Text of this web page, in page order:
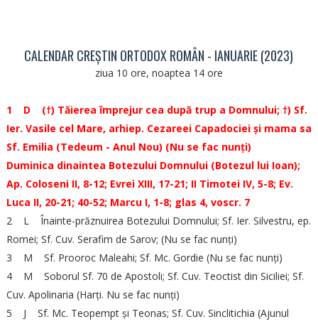
CALENDAR CREȘTIN ORTODOX ROMÂN - IANUARIE (2023)
ziua 10 ore, noaptea 14 ore
1 D (†) Tăierea împrejur cea după trup a Domnului; †) Sf.
Ier. Vasile cel Mare, arhiep. Cezareei Capadociei și mama sa
Sf. Emilia (Tedeum - Anul Nou) (Nu se fac nunți)
Duminica dinaintea Botezului Domnului (Botezul lui Ioan);
Ap. Coloseni II, 8-12; Evrei XIII, 17-21; II Timotei IV, 5-8; Ev.
Luca II, 20-21; 40-52; Marcu I, 1-8; glas 4, voscr. 7
2 L Înainte-prăznuirea Botezului Domnului; Sf. Ier. Silvestru, ep.
Romei; Sf. Cuv. Serafim de Sarov; (Nu se fac nunți)
3 M Sf. Prooroc Maleahi; Sf. Mc. Gordie (Nu se fac nunți)
4 M Soborul Sf. 70 de Apostoli; Sf. Cuv. Teoctist din Siciliei; Sf.
Cuv. Apolinaria (Harți. Nu se fac nunți)
5 J Sf. Mc. Teopempt și Teonas; Sf. Cuv. Sinclitichia (Ajunul